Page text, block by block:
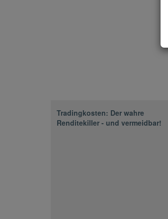
Tradingkosten: Der wahre
Renditekiller - und vermeidbar!